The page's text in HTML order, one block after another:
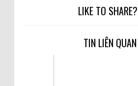
LIKE TO SHARE?
TIN LIÊN QUAN